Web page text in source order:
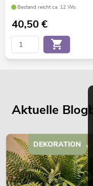
Bestand reicht ca. 12 Wo.
40,50€
Aktuelle
DEKORATION